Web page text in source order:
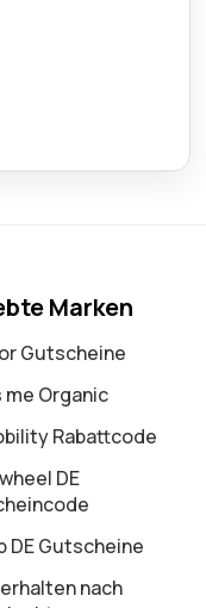
Marken
Gutscheine
Organic
Rabattcode
DE
DE Gutscheine
nach